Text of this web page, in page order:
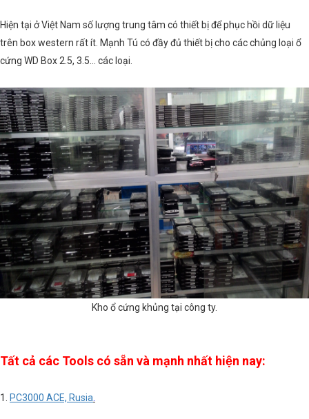
Hiện tại ở Việt Nam số lượng trung tâm có thiết bị để phục hồi dữ liệu
trên box western rất ít. Mạnh Tú có đầy đủ thiết bị cho các chủng loại ổ
cứng WD Box 2.5, 3.5… các loại.
Kho ổ cứng khủng tại công ty.
Tất cả các Tools có sẵn và mạnh nhất hiện nay:
1. PC3000 ACE, Rusia.